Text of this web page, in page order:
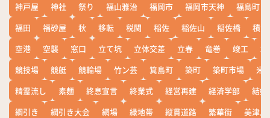
神戸屋
神社 祭り 福山雅治 福岡市 福岡市天神
福島町
福田
福砂屋 秋 移転 税関 稲佐 稲佐山 稲佐橋
積雪
空港
空襲 窓口 立て坑 立体交差 立春 竜巻 竣工
競技場
競艇 競輪場 竹ン芸 箕島町 築町 築町市場
米
精霊流し
素麺 終息宣言 終業式 経営再建 経済学部
結婚
綱引き
綱引き大会 網場 緑地帯 縦貫道路 繁華街
美津島